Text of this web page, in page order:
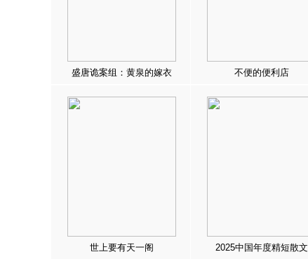
盛唐诡案组：黄泉的嫁衣 不便的便利店
世上要有天一阁 2025中国年度精短散文